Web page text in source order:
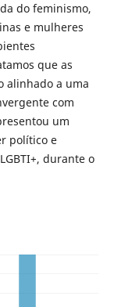
do feminismo,
e mulheres
que as
alinhado a uma
com
um
político e
durante o